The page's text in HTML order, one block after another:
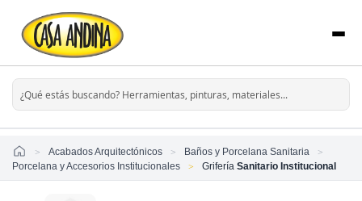
HomeAcabados Arquitectónicos
Baños y Porcelana Sanitaria
Porcelana y Accesorios Institucionales
Grifería Sanitario Institucional